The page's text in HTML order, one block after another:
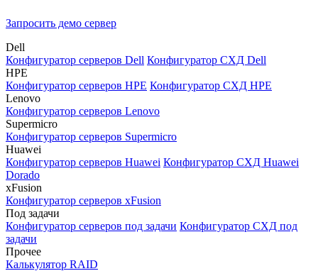
Запросить демо сервер
Dell
Конфигуратор серверов Dell Конфигуратор СХД Dell
HPE
Конфигуратор серверов HPE Конфигуратор СХД HPE
Lenovo
Конфигуратор серверов Lenovo
Supermicro
Конфигуратор серверов Supermicro
Huawei
Конфигуратор серверов Huawei Конфигуратор СХД Huawei
Dorado
xFusion
Конфигуратор серверов xFusion
Под задачи
Конфигуратор серверов под задачи Конфигуратор СХД под
задачи
Прочее
Калькулятор RAID